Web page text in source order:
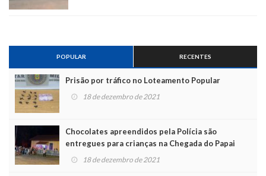
POPULAR RECENTES
Prisão por tráfico no Loteamento Popular
18 de dezembro de 2021
Chocolates apreendidos pela Polícia são
entregues para crianças na Chegada do Papai
Noel 18 de dezembro de 2021